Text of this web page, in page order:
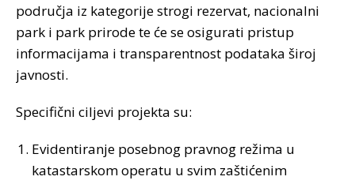
područja iz kategorije strogi rezervat, nacionalni
park i park prirode te će se osigurati pristup
informacijama i transparentnost podataka široj
javnosti.
Specifični ciljevi projekta su:
Evidentiranje posebnog pravnog režima u
katastarskom operatu u svim zaštićenim